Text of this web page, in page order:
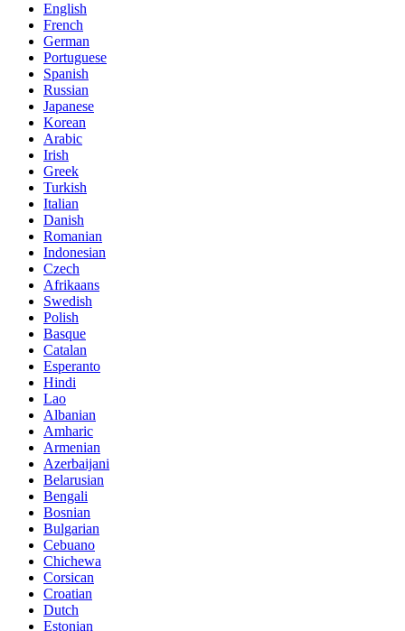
English
French
German
Portuguese
Spanish
Russian
Japanese
Korean
Arabic
Irish
Greek
Turkish
Italian
Danish
Romanian
Indonesian
Czech
Afrikaans
Swedish
Polish
Basque
Catalan
Esperanto
Hindi
Lao
Albanian
Amharic
Armenian
Azerbaijani
Belarusian
Bengali
Bosnian
Bulgarian
Cebuano
Chichewa
Corsican
Croatian
Dutch
Estonian